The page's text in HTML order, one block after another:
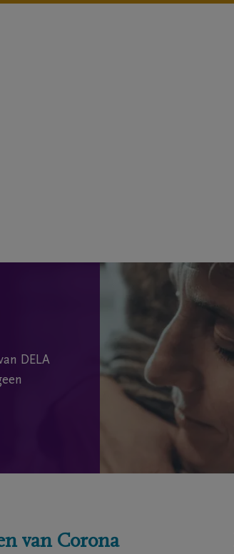
DELA
van Corona